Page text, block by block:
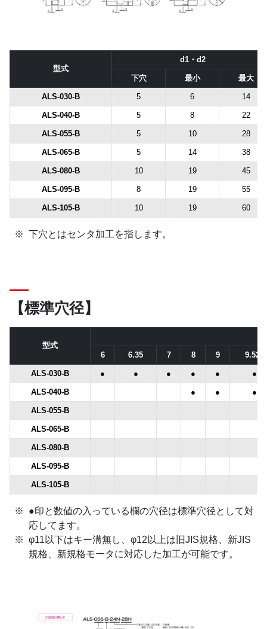
型式
d1・d2
下穴 最小 最大
ALS-030-B 5 6 14
ALS-040-B 5 8 22
ALS-055-B 5 10 28
ALS-065-B 5 14 38
ALS-080-B 10 19 45
ALS-095-B 8 19 55
ALS-105-B 10 19 60
下穴とはセンタ加工を指します。
【標準穴径】
型式
6
6.35 7 8 9 9.525
ALS-030-B ● ● ● ● ● ●
ALS-040-B ● ● ●
ALS-055-B
ALS-065-B
ALS-080-B
ALS-095-B
ALS-105-B
●印と数値の入っている欄の穴径は標準穴径として対
応してます。
φ11以下はキー溝無し、φ12以上は旧JIS規格、新JIS
規格、新規格モータに対応した加工が可能です。